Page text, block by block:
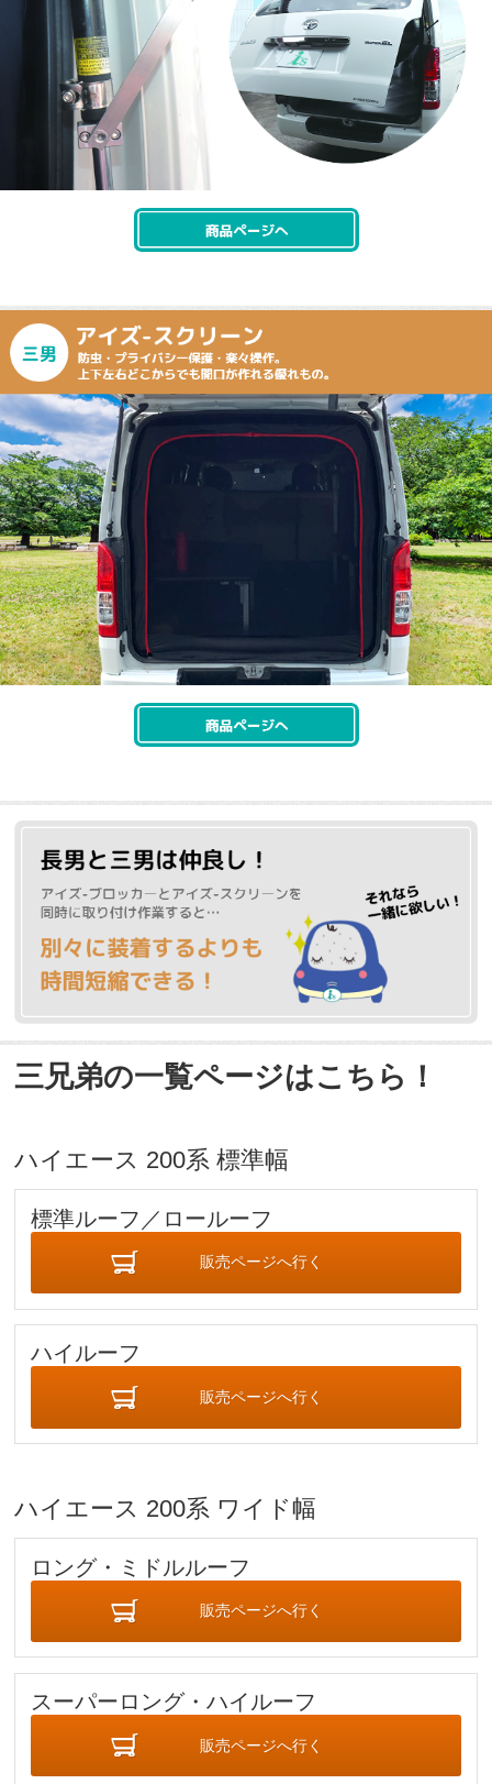
三兄弟の一覧ページはこちら！
ハイエース 200系 標準幅
標準ルーフ／ロールーフ
販売ページへ行く
ハイルーフ
販売ページへ行く
ハイエース 200系 ワイド幅
ロング・ミドルルーフ
販売ページへ行く
スーパーロング・ハイルーフ
販売ページへ行く